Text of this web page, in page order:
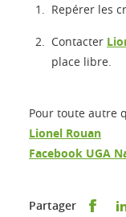
Repérer les
Contacter
place libre.
Pour toute autre
Lionel Rouan
Facebook UGA
Partager